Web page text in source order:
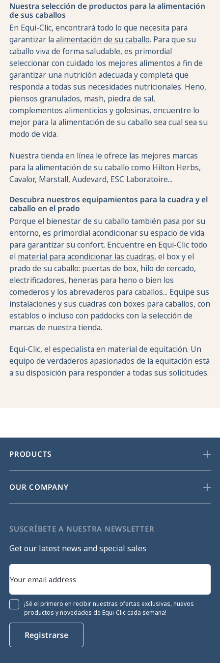
Nuestra selección de productos para la alimentación
de sus caballos
En Equi-Clic, encontrará todo lo que necesita para
garantizar laalimentación de su caballo. Para que su
caballo viva de forma saludable, es primordial
seleccionar con cuidado los mejores alimentos a fin de
garantizar una nutrición adecuada y completa que
responda a todas sus necesidades nutricionales. Heno,
piensos granulados, mash, piedra de sal,
complementos alimenticios y golosinas, encuentre lo
mejor para la alimentación de su caballo sea cual sea su
modo de vida.
Nuestra tienda en línea le ofrece las mejores marcas
para la alimentación de su caballo como Hilton Herbs,
Cavalor, Marstall, Audevard, ESC Laboratoire...
Descubra nuestros equipamientos para la cuadra y el
caballo en el prado
Porque el bienestar de su caballo también pasa por su
entorno, es primordial acondicionar su espacio de vida
para garantizar su confort. Encuentre en Equi-Clic todo
el material para acondicionar las cuadras, el box y el
prado de su caballo: puertas de box, hilo de cercado,
electrificadores, heneras para heno o bien los
comederos y los abrevaderos para caballos... Equipe sus
instalaciones y sus cuadras con boxes para caballos, con
establos o incluso con paddocks con la selección de
marcas de nuestra tienda.
Equi-Clic, el especialista en material de equitación. Un
equipo de verdaderos apasionados de la equitación está
a su disposición para responder a todas sus solicitudes.
PRODUCTS
OUR COMPANY
SUSCRÍBETE A NUESTRA NEWSLETTER
Get our latest news and special sales
¡Sé el primero en recibir nuestras ofertas exclusivas, nuevos
productos y novedades de Equi-Clic cada semana!
Registrarse